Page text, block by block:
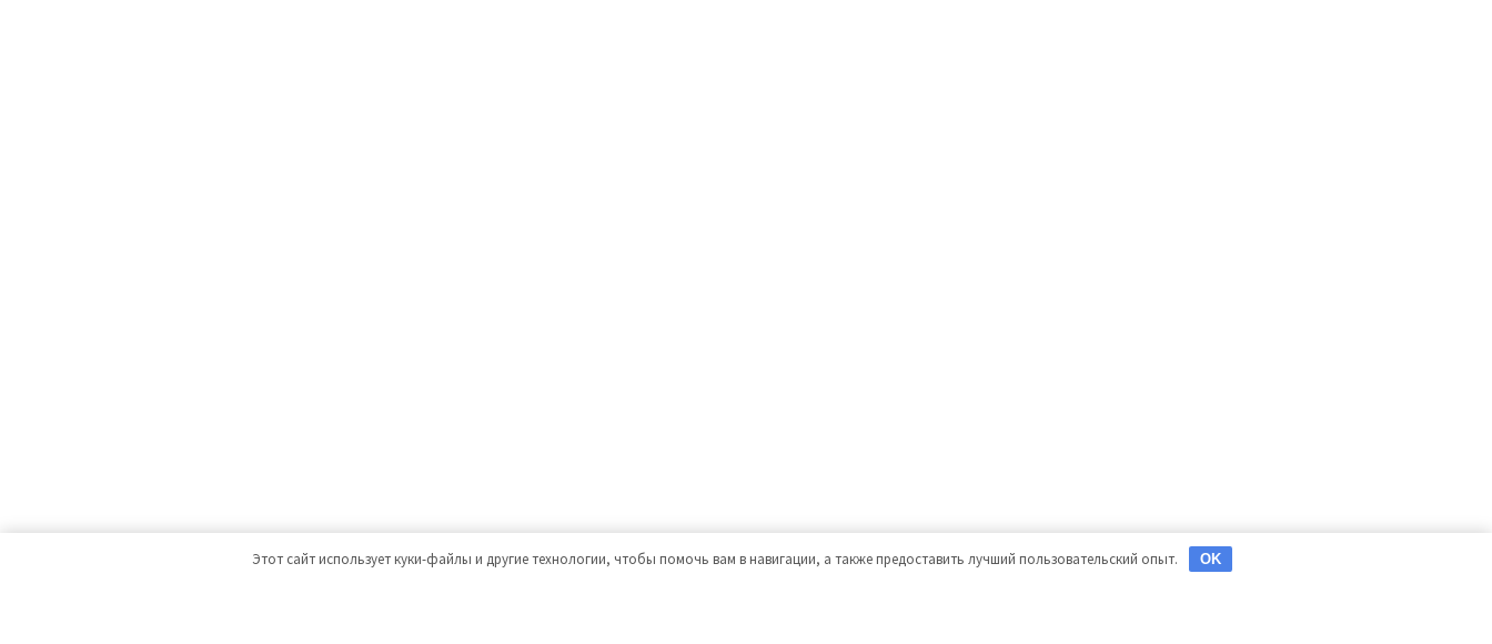
Этот сайт использует куки-файлы и другие технологии, чтобы помочь вам в навигации, а также предоставить лучший пользовательский опыт. OK